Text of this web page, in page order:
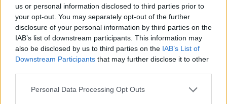
us or personal information disclosed to third parties prior to
your opt-out. You may separately opt-out of the further
disclosure of your personal information by third parties on the
IAB’s list of downstream participants. This information may
also be disclosed by us to third parties on the IAB’s List of
Downstream Participants that may further disclose it to other
Personal Data Processing Opt Outs